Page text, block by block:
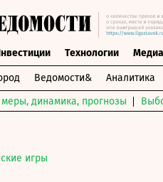
Технологии Медиа
Ведомости& Аналитика
динамика, прогнозы
игры